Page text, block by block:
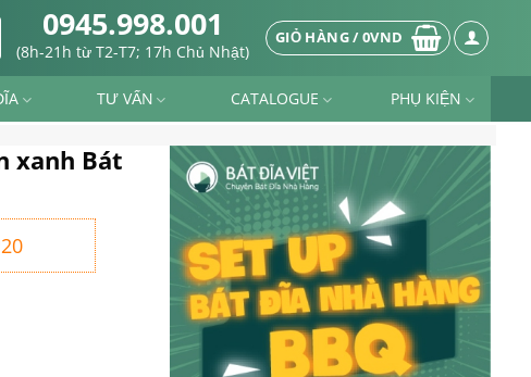
0945.998.001
(8h-21h từ T2-T7; 17h Chủ Nhật)
GIỎ HÀNG /0VND
TƯ VẤN CATALOGUE PHỤ KIỆN
xanh Bát